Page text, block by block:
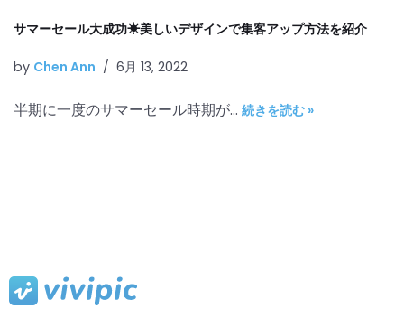
サマーセール大成功☀美しいデザインで集客アップ方法を紹介
by Chen Ann 6月 13, 2022
半期に一度のサマーセール時期が… 続きを読む »